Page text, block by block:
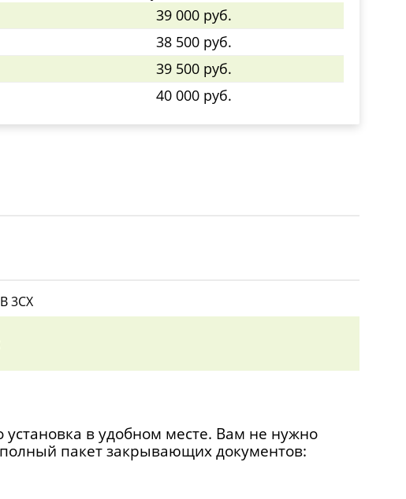
39 000 руб.
38 500 руб.
39 500 руб.
40 000 руб.
3CX
установка в удобном месте. Вам не нужно
пакет закрывающих документов: